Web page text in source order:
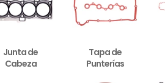
Junta de
Cabeza
Tapa de
Punterías